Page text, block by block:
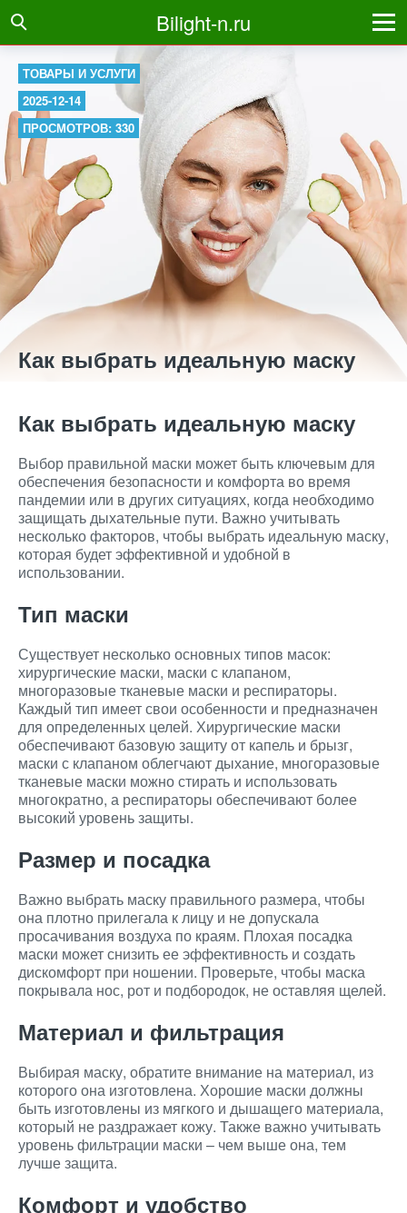
Bilight-n.ru
ТОВАРЫ И УСЛУГИ
2025-12-14
ПРОСМОТРОВ: 330
Как выбрать идеальную маску
Как выбрать идеальную маску
Выбор правильной маски может быть ключевым для
обеспечения безопасности и комфорта во время
пандемии или в других ситуациях, когда необходимо
защищать дыхательные пути. Важно учитывать
несколько факторов, чтобы выбрать идеальную маску,
которая будет эффективной и удобной в
использовании.
Тип маски
Существует несколько основных типов масок:
хирургические маски, маски с клапаном,
многоразовые тканевые маски и респираторы.
Каждый тип имеет свои особенности и предназначен
для определенных целей. Хирургические маски
обеспечивают базовую защиту от капель и брызг,
маски с клапаном облегчают дыхание, многоразовые
тканевые маски можно стирать и использовать
многократно, а респираторы обеспечивают более
высокий уровень защиты.
Размер и посадка
Важно выбрать маску правильного размера, чтобы
она плотно прилегала к лицу и не допускала
просачивания воздуха по краям. Плохая посадка
маски может снизить ее эффективность и создать
дискомфорт при ношении. Проверьте, чтобы маска
покрывала нос, рот и подбородок, не оставляя щелей.
Материал и фильтрация
Выбирая маску, обратите внимание на материал, из
которого она изготовлена. Хорошие маски должны
быть изготовлены из мягкого и дышащего материала,
который не раздражает кожу. Также важно учитывать
уровень фильтрации маски – чем выше она, тем
лучше защита.
Комфорт и удобство